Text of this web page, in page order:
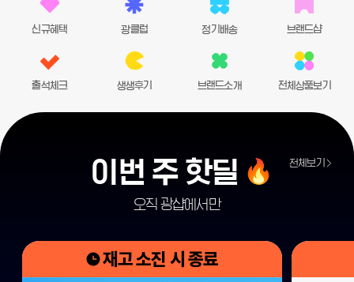
신규혜택 광클럽 정기배송 브랜드샵
출석체크 생생후기 브랜드소개 전체상품보기
이번 주 핫딜 전체보기
오직 광샵에서만
재고 소진 시 종료